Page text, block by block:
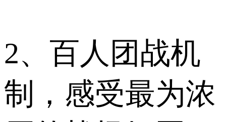
2、百人团战机
制，感受最为浓